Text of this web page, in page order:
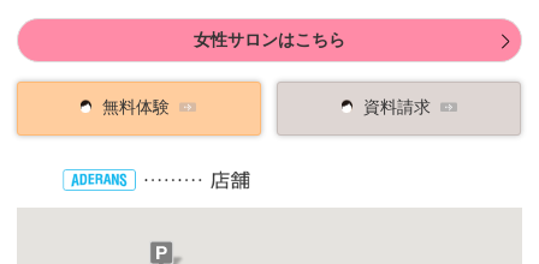
女性サロンはこちら
無料体験 資料請求